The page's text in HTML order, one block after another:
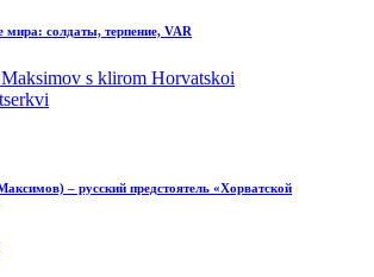
солдаты, терпение, VAR
– русский предстоятель «Хорватской